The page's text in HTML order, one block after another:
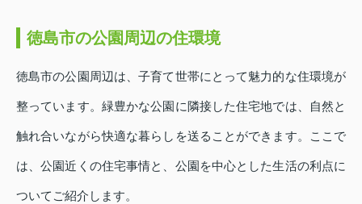
徳島市の公園周辺の住環境
徳島市の公園周辺は、子育て世帯にとって魅力的な住環境が
整っています。緑豊かな公園に隣接した住宅地では、自然と
触れ合いながら快適な暮らしを送ることができます。ここで
は、公園近くの住宅事情と、公園を中心とした生活の利点に
ついてご紹介します。